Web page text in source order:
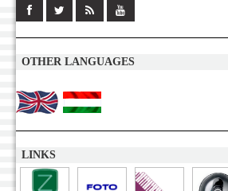
OTHER LANGUAGES
LINKS